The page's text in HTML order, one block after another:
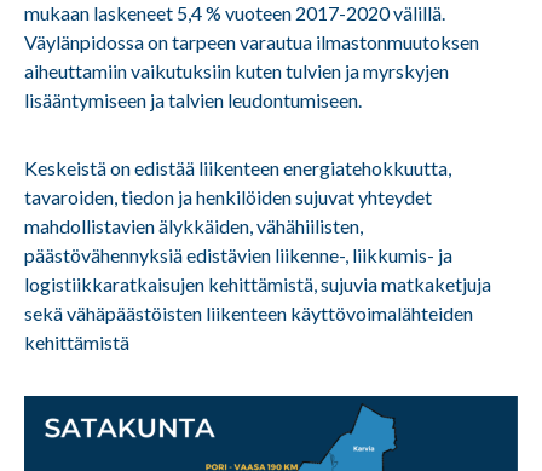
mukaan laskeneet 5,4 % vuoteen 2017-2020 välillä.
Väylänpidossa on tarpeen varautua ilmastonmuutoksen
aiheuttamiin vaikutuksiin kuten tulvien ja myrskyjen
lisääntymiseen ja talvien leudontumiseen.
Keskeistä on edistää liikenteen energiatehokkuutta,
tavaroiden, tiedon ja henkilöiden sujuvat yhteydet
mahdollistavien älykkäiden, vähähiilisten,
päästövähennyksiä edistävien liikenne-, liikkumis- ja
logistiikkaratkaisujen kehittämistä, sujuvia matkaketjuja
sekä vähäpäästöisten liikenteen käyttövoimalähteiden
kehittämistä